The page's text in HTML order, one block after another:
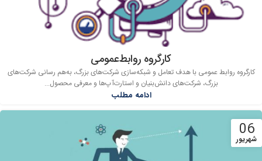
کارگروه روابط‌عمومی
کارگروه روابط عمومی با هدف تعامل و شبکه‌سازی شرکت‌های بزرگ، به‌هم رسانی شرکت‌های
بزرگ، شرکت‌های دانش‌بنیان و استارت‌آپ‌ها و معرفی محصول...
ادامه مطلب
06
شهریور